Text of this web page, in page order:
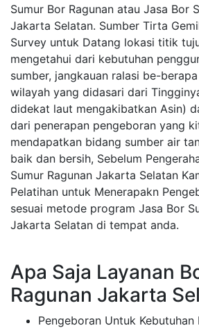
Sumur Bor Ragunan atau Jasa Bor
Jakarta Selatan. Sumber Tirta
Survey untuk Datang lokasi titik
mengetahui dari kebutuhan
sumber, jangkauan ralasi be-
wilayah yang didasari dari
didekat laut mengakibatkan Asin)
dari penerapan pengeboran yang
mendapatkan bidang sumber air
baik dan bersih, Sebelum
Sumur Ragunan Jakarta Selatan
Pelatihan untuk Menerapakn
sesuai metode program Jasa Bor
Jakarta Selatan di tempat anda.
Apa Saja Layanan
Ragunan Jakarta
Pengeboran Untuk Kebutuhan